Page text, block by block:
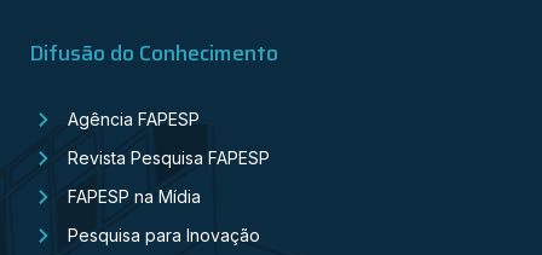
Difusão do Conhecimento
Agência FAPESP
Revista Pesquisa FAPESP
FAPESP na Mídia
Pesquisa para Inovação